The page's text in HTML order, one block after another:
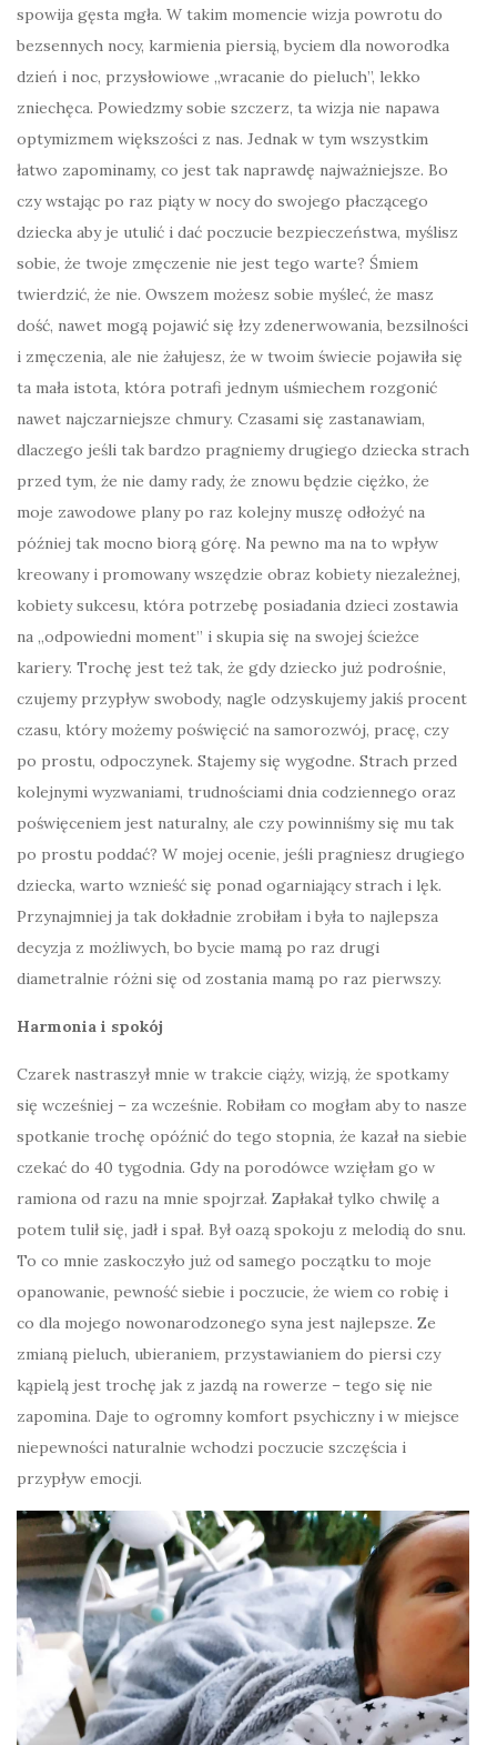
spowija gęsta mgła. W takim momencie wizja powrotu do
bezsennych nocy, karmienia piersią, byciem dla noworodka
dzień i noc, przysłowiowe „wracanie do pieluch”, lekko
zniechęca. Powiedzmy sobie szczerz, ta wizja nie napawa
optymizmem większości z nas. Jednak w tym wszystkim
łatwo zapominamy, co jest tak naprawdę najważniejsze. Bo
czy wstając po raz piąty w nocy do swojego płaczącego
dziecka aby je utulić i dać poczucie bezpieczeństwa, myślisz
sobie, że twoje zmęczenie nie jest tego warte? Śmiem
twierdzić, że nie. Owszem możesz sobie myśleć, że masz
dość, nawet mogą pojawić się łzy zdenerwowania, bezsilności
i zmęczenia, ale nie żałujesz, że w twoim świecie pojawiła się
ta mała istota, która potrafi jednym uśmiechem rozgonić
nawet najczarniejsze chmury. Czasami się zastanawiam,
dlaczego jeśli tak bardzo pragniemy drugiego dziecka strach
przed tym, że nie damy rady, że znowu będzie ciężko, że
moje zawodowe plany po raz kolejny muszę odłożyć na
później tak mocno biorą górę. Na pewno ma na to wpływ
kreowany i promowany wszędzie obraz kobiety niezależnej,
kobiety sukcesu, która potrzebę posiadania dzieci zostawia
na „odpowiedni moment” i skupia się na swojej ścieżce
kariery. Trochę jest też tak, że gdy dziecko już podrośnie,
czujemy przypływ swobody, nagle odzyskujemy jakiś procent
czasu, który możemy poświęcić na samorozwój, pracę, czy
po prostu, odpoczynek. Stajemy się wygodne. Strach przed
kolejnymi wyzwaniami, trudnościami dnia codziennego oraz
poświęceniem jest naturalny, ale czy powinniśmy się mu tak
po prostu poddać? W mojej ocenie, jeśli pragniesz drugiego
dziecka, warto wznieść się ponad ogarniający strach i lęk.
Przynajmniej ja tak dokładnie zrobiłam i była to najlepsza
decyzja z możliwych, bo bycie mamą po raz drugi
diametralnie różni się od zostania mamą po raz pierwszy.
Harmonia i spokój
Czarek nastraszył mnie w trakcie ciąży, wizją, że spotkamy
się wcześniej – za wcześnie. Robiłam co mogłam aby to nasze
spotkanie trochę opóźnić do tego stopnia, że kazał na siebie
czekać do 40 tygodnia. Gdy na porodówce wzięłam go w
ramiona od razu na mnie spojrzał. Zapłakał tylko chwilę a
potem tulił się, jadł i spał. Był oazą spokoju z melodią do snu.
To co mnie zaskoczyło już od samego początku to moje
opanowanie, pewność siebie i poczucie, że wiem co robię i
co dla mojego nowonarodzonego syna jest najlepsze. Ze
zmianą pieluch, ubieraniem, przystawianiem do piersi czy
kąpielą jest trochę jak z jazdą na rowerze – tego się nie
zapomina. Daje to ogromny komfort psychiczny i w miejsce
niepewności naturalnie wchodzi poczucie szczęścia i
przypływ emocji.